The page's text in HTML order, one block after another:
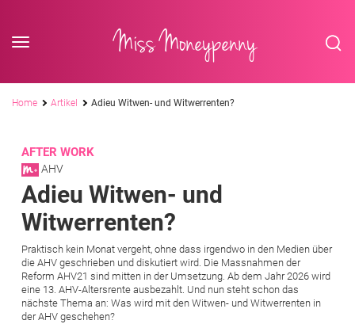
Miss Moneypenny
Pfadnavigation
Home Artikel Adieu Witwen- und Witwerrenten?
AFTER WORK
AHV
Adieu Witwen- und
Witwerrenten?
Praktisch kein Monat vergeht, ohne dass irgendwo in den Medien über
die AHV geschrieben und diskutiert wird. Die Massnahmen der
Reform AHV21 sind mitten in der Umsetzung. Ab dem Jahr 2026 wird
eine 13. AHV-Altersrente ausbezahlt. Und nun steht schon das
nächste Thema an: Was wird mit den Witwen- und Witwerrenten in
der AHV geschehen?